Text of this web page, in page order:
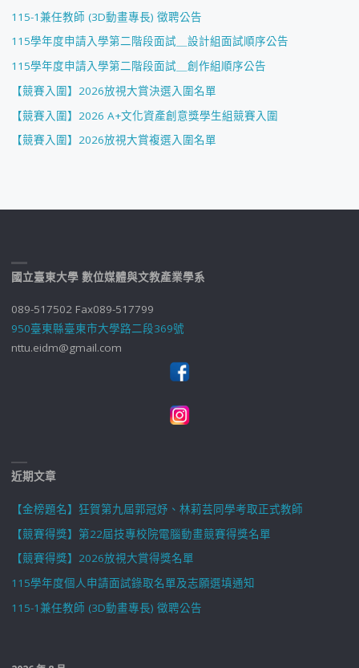
115-1兼任教師 (3D動畫專長) 徵聘公告
115學年度申請入學第二階段面試＿設計組面試順序公告
115學年度申請入學第二階段面試＿創作組順序公告
【競賽入圍】2026放視大賞決選入圍名單
【競賽入圍】2026 A+文化資產創意獎學生組競賽入圍
【競賽入圍】2026放視大賞複選入圍名單
國立臺東大學 數位媒體與文教產業學系
089-517502 Fax089-517799
950臺東縣臺東市大學路二段369號
nttu.eidm@gmail.com
近期文章
【金榜題名】狂賀第九屆郭冠妤、林莉芸同學考取正式教師
【競賽得獎】第22屆技專校院電腦動畫競賽得獎名單
【競賽得獎】2026放視大賞得獎名單
115學年度個人申請面試錄取名單及志願選填通知
115-1兼任教師 (3D動畫專長) 徵聘公告